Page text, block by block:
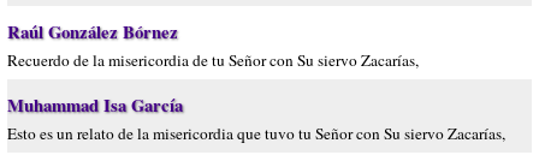
Raúl González Bórnez
Recuerdo de la misericordia de tu Señor con Su siervo Zacarías,
Muhammad Isa García
Esto es un relato de la misericordia que tuvo tu Señor con Su siervo Zacarías,